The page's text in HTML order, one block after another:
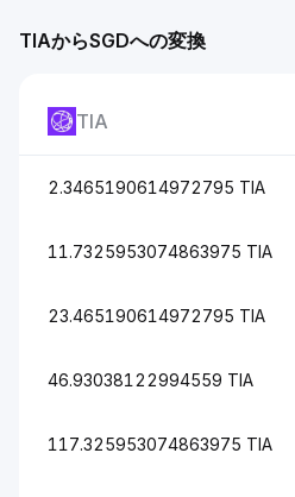
TIAからSGDへの変換
TIA
2.3465190614972795 TIA
11.7325953074863975 TIA
23.465190614972795 TIA
46.93038122994559 TIA
117.325953074863975 TIA